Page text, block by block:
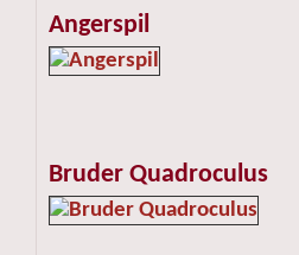
Angerspil
Bruder Quadroculus